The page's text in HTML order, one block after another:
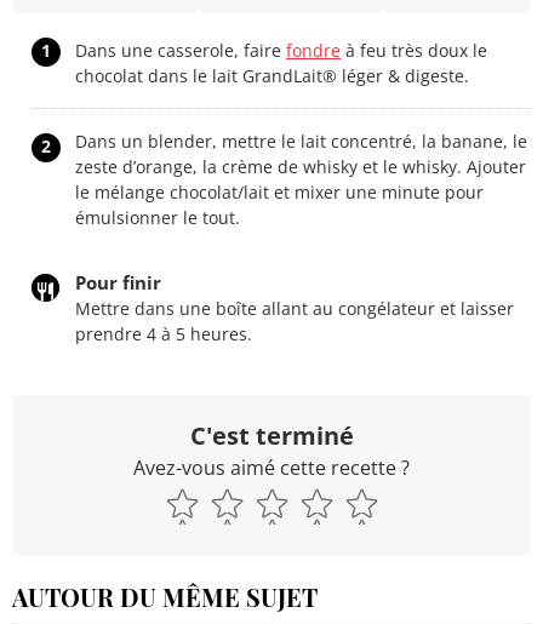
1 Dans une casserole, faire fondre à feu très doux le
chocolat dans le lait GrandLait® léger & digeste.
2
Dans un blender, mettre le lait concentré, la banane, le
zeste d’orange, la crème de whisky et le whisky. Ajouter
le mélange chocolat/lait et mixer une minute pour
émulsionner le tout.
Pour finir
Mettre dans une boîte allant au congélateur et laisser
prendre 4 à 5 heures.
C'est terminé
Avez-vous aimé cette recette ?
AUTOUR DU MÊME SUJET